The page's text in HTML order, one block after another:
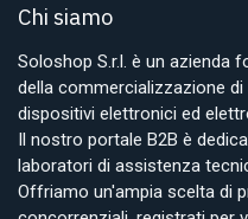
Chi siamo
Soloshop S.r.l. è un azienda
della commercializzazione
dispositivi elettronici ed
Il nostro portale B2B è
laboratori di assistenza
Offriamo un'ampia scelta di